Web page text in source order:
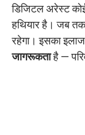
डिजिटल अरेस्ट कोई
हथियार है। जब तक
रहेगा। इसका
जागरूकताहै —